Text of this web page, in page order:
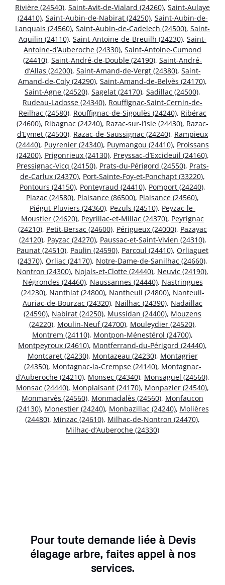
Rivière (24540), Saint-Avit-de-Vialard (24260), Saint-Aulaye
(24410), Saint-Aubin-de-Nabirat (24250), Saint-Aubin-de-
Lanquais (24560), Saint-Aubin-de-Cadelech (24500), Saint-
Aquilin (24110), Saint-Antoine-de-Breuilh (24230), Saint-
Antoine-d’Auberoche (24330), Saint-Antoine-Cumond
(24410), Saint-André-de-Double (24190), Saint-André-
d’Allas (24200), Saint-Amand-de-Vergt (24380), Saint-
Amand-de-Coly (24290), Saint-Amand-de-Belvès (24170),
Saint-Agne (24520), Sagelat (24170), Sadillac (24500),
Rudeau-Ladosse (24340), Rouffignac-Saint-Cernin-de-
Reilhac (24580), Rouffignac-de-Sigoulès (24240), Ribérac
(24600), Ribagnac (24240), Razac-sur-l’Isle (24430), Razac-
d’Eymet (24500), Razac-de-Saussignac (24240), Rampieux
(24440), Puyrenier (24340), Puymangou (24410), Proissans
(24200), Prigonrieux (24130), Preyssac-d’Excideuil (24160),
Pressignac-Vicq (24150), Prats-du-Périgord (24550), Prats-
de-Carlux (24370), Port-Sainte-Foy-et-Ponchapt (33220),
Pontours (24150), Ponteyraud (24410), Pomport (24240),
Plazac (24580), Plaisance (86500), Plaisance (24560),
Piégut-Pluviers (24360), Pezuls (24510), Peyzac-le-
Moustier (24620), Peyrillac-et-Millac (24370), Peyrignac
(24210), Petit-Bersac (24600), Périgueux (24000), Pazayac
(24120), Payzac (24270), Paussac-et-Saint-Vivien (24310),
Paunat (24510), Paulin (24590), Parcoul (24410), Orliaguet
(24370), Orliac (24170), Notre-Dame-de-Sanilhac (24660),
Nontron (24300), Nojals-et-Clotte (24440), Neuvic (24190),
Négrondes (24460), Naussannes (24440), Nastringues
(24230), Nanthiat (24800), Nantheuil (24800), Nanteuil-
Auriac-de-Bourzac (24320), Nailhac (24390), Nadaillac
(24590), Nabirat (24250), Mussidan (24400), Mouzens
(24220), Moulin-Neuf (24700), Mouleydier (24520),
Montrem (24110), Montpon-Ménestérol (24700),
Montpeyroux (24610), Montferrand-du-Périgord (24440),
Montcaret (24230), Montazeau (24230), Montagrier
(24350), Montagnac-la-Crempse (24140), Montagnac-
d’Auberoche (24210), Monsec (24340), Monsaguel (24560),
Monsac (24440), Monplaisant (24170), Monpazier (24540),
Monmarvès (24560), Monmadalès (24560), Monfaucon
(24130), Monestier (24240), Monbazillac (24240), Molières
(24480), Minzac (24610), Milhac-de-Nontron (24470),
Milhac-d’Auberoche (24330)
Pour toute demande liée à Devis
élagage arbre, faites appel à nos
services.